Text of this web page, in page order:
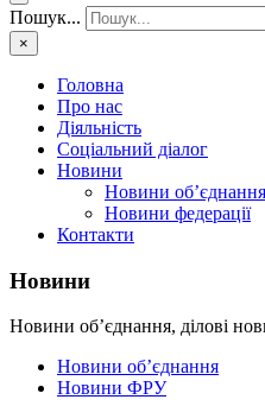
Пошук...
×
Головна
Про нас
Діяльність
Соціальний діалог
Новини
Новини об’єднання
Новини федерації
Контакти
Новини
Новини об’єднання, ділові
Новини об’єднання
Новини ФРУ